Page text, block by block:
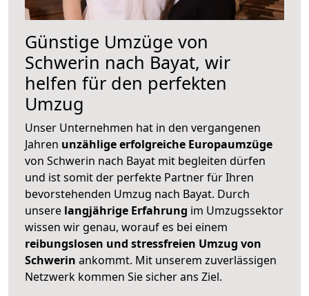
Günstige Umzüge von
Schwerin nach Bayat, wir
helfen für den perfekten
Umzug
Unser Unternehmen hat in den vergangenen
Jahren unzählige erfolgreiche Europaumzüge
von Schwerin nach Bayat mit begleiten dürfen
und ist somit der perfekte Partner für Ihren
bevorstehenden Umzug nach Bayat. Durch
unsere langjährige Erfahrung im Umzugssektor
wissen wir genau, worauf es bei einem
reibungslosen und stressfreien Umzug von
Schwerin ankommt. Mit unserem zuverlässigen
Netzwerk kommen Sie sicher ans Ziel.